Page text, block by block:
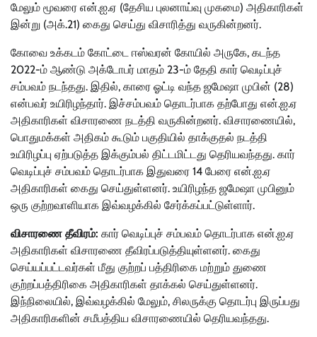
மேலும் மூவரை என்.ஐ.ஏ (தேசிய புலனாய்வு முகமை) அதிகாரிகள்
இன்று (அக்.21) கைது செய்து விசாரித்து வருகின்றனர்.
கோவை உக்கடம் கோட்டை ஈஸ்வரன் கோயில் அருகே, கடந்த
2022-ம் ஆண்டு அக்டோபர் மாதம் 23-ம் தேதி கார் வெடிப்புச்
சம்பவம் நடந்தது. இதில், காரை ஓட்டி வந்த ஜமேஷா முபின் (28)
என்பவர் உயிரிழந்தார். இச்சம்பவம் தொடர்பாக தற்போது என்.ஐ.ஏ
அதிகாரிகள் விசாரணை நடத்தி வருகின்றனர். விசாரணையில்,
பொதுமக்கள் அதிகம் கூடும் பகுதியில் தாக்குதல் நடத்தி
உயிரிழப்பு ஏற்படுத்த இக்கும்பல் திட்டமிட்டது தெரியவந்தது. கார்
வெடிப்புச் சம்பவம் தொடர்பாக இதுவரை 14 பேரை என்.ஐ.ஏ
அதிகாரிகள் கைது செய்துள்ளனர். உயிரிழந்த ஜமேஷா முபினும்
ஒரு குற்றவாளியாக இவ்வழக்கில் சேர்க்கப்பட்டுள்ளார்.
விசாரணை தீவிரம்: கார் வெடிப்புச் சம்பவம் தொடர்பாக என்.ஐ.ஏ
அதிகாரிகள் விசாரணை தீவிரப்படுத்தியுள்ளனர். கைது
செய்யப்பட்டவர்கள் மீது குற்றப் பத்திரிகை மற்றும் துணை
குற்றப்பத்திரிகை அதிகாரிகள் தாக்கல் செய்துள்ளனர்.
இந்நிலையில், இவ்வழக்கில் மேலும், சிலருக்கு தொடர்பு இருப்பது
அதிகாரிகளின் சமீபத்திய விசாரணையில் தெரியவந்தது.